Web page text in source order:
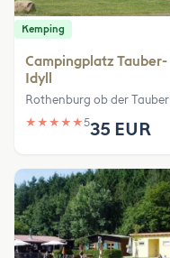
Kemping
Campingplatz Tauber-
Idyll
Rothenburg ob der Tauber
★ ★ ★ ★ ★535 EUR